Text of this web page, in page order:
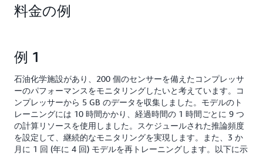
料金の例
例 1
石油化学施設があり、200 個のセンサーを備えたコンプレッサ
ーのパフォーマンスをモニタリングしたいと考えています。コ
ンプレッサーから 5 GB のデータを収集しました。モデルのト
レーニングには 10 時間かかり、経過時間の 1 時間ごとに 9 つ
の計算リソースを使用しました。スケジュールされた推論頻度
を設定して、継続的なモニタリングを実現します。また、3 か
月に 1 回 (年に 4 回) モデルを再トレーニングします。以下に示